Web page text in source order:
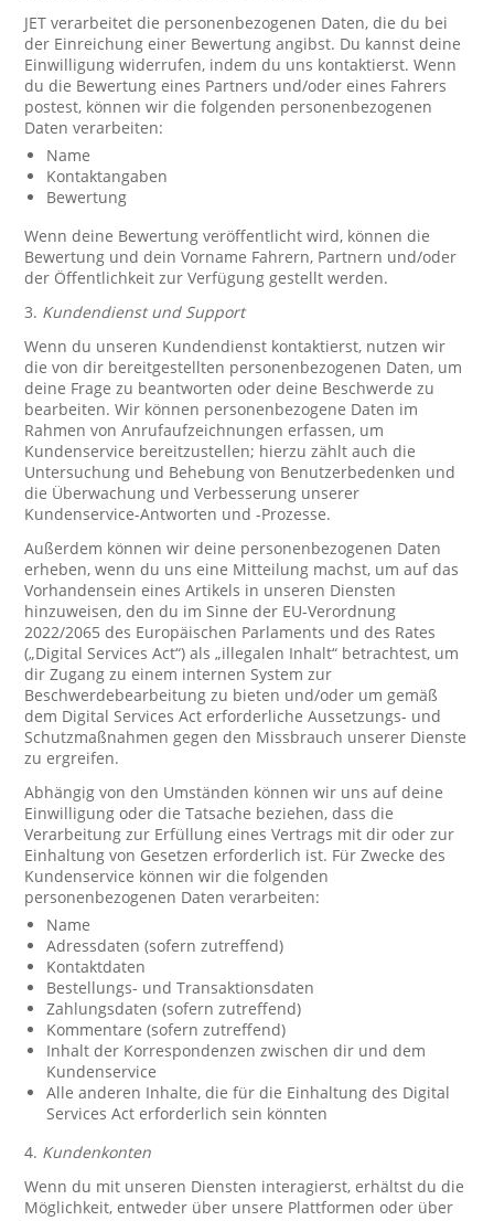
JET verarbeitet die personenbezogenen Daten, die du bei
der Einreichung einer Bewertung angibst. Du kannst deine
Einwilligung widerrufen, indem du uns kontaktierst. Wenn
du die Bewertung eines Partners und/oder eines Fahrers
postest, können wir die folgenden personenbezogenen
Daten verarbeiten:
Name
Kontaktangaben
Bewertung
Wenn deine Bewertung veröffentlicht wird, können die
Bewertung und dein Vorname Fahrern, Partnern und/oder
der Öffentlichkeit zur Verfügung gestellt werden.
3. Kundendienst und Support
Wenn du unseren Kundendienst kontaktierst, nutzen wir
die von dir bereitgestellten personenbezogenen Daten, um
deine Frage zu beantworten oder deine Beschwerde zu
bearbeiten. Wir können personenbezogene Daten im
Rahmen von Anrufaufzeichnungen erfassen, um
Kundenservice bereitzustellen; hierzu zählt auch die
Untersuchung und Behebung von Benutzerbedenken und
die Überwachung und Verbesserung unserer
Kundenservice-Antworten und -Prozesse.
Außerdem können wir deine personenbezogenen Daten
erheben, wenn du uns eine Mitteilung machst, um auf das
Vorhandensein eines Artikels in unseren Diensten
hinzuweisen, den du im Sinne der EU-Verordnung
2022/2065 des Europäischen Parlaments und des Rates
(„Digital Services Act“) als „illegalen Inhalt“ betrachtest, um
dir Zugang zu einem internen System zur
Beschwerdebearbeitung zu bieten und/oder um gemäß
dem Digital Services Act erforderliche Aussetzungs- und
Schutzmaßnahmen gegen den Missbrauch unserer Dienste
zu ergreifen.
Abhängig von den Umständen können wir uns auf deine
Einwilligung oder die Tatsache beziehen, dass die
Verarbeitung zur Erfüllung eines Vertrags mit dir oder zur
Einhaltung von Gesetzen erforderlich ist. Für Zwecke des
Kundenservice können wir die folgenden
personenbezogenen Daten verarbeiten:
Name
Adressdaten (sofern zutreffend)
Kontaktdaten
Bestellungs- und Transaktionsdaten
Zahlungsdaten (sofern zutreffend)
Kommentare (sofern zutreffend)
Inhalt der Korrespondenzen zwischen dir und dem
Kundenservice
Alle anderen Inhalte, die für die Einhaltung des Digital
Services Act erforderlich sein könnten
4. Kundenkonten
Wenn du mit unseren Diensten interagierst, erhältst du die
Möglichkeit, entweder über unsere Plattformen oder über